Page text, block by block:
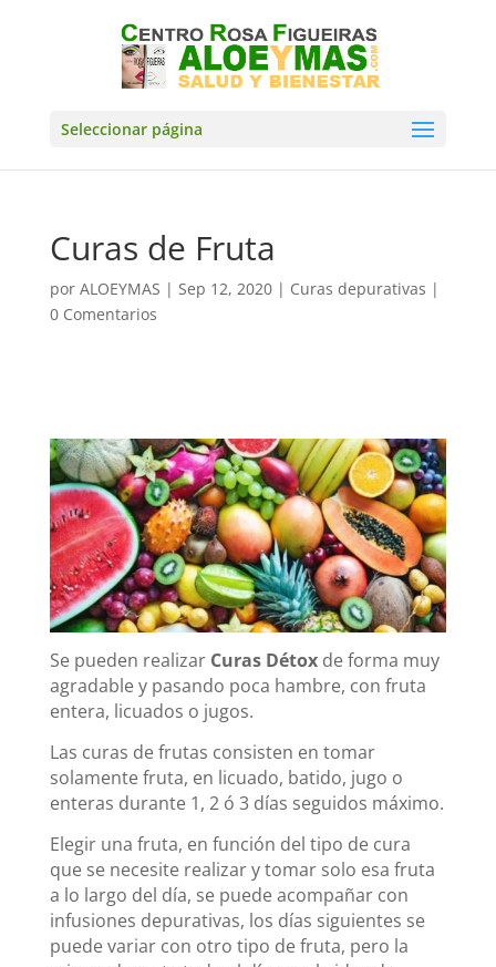
Seleccionar página
Curas de Fruta
por ALOEYMAS | Sep 12, 2020| Curas depurativas |
0 Comentarios
Se pueden realizar Curas Détoxde forma muy
agradable y pasando poca hambre, con fruta
entera, licuados o jugos.
Las curas de frutas consisten en tomar
solamente fruta, en licuado, batido, jugo o
enteras durante 1, 2 ó 3 días seguidos máximo.
Elegir una fruta, en función del tipo de cura
que se necesite realizar y tomar solo esa fruta
a lo largo del día, se puede acompañar con
infusiones depurativas, los días siguientes se
puede variar con otro tipo de fruta, pero la